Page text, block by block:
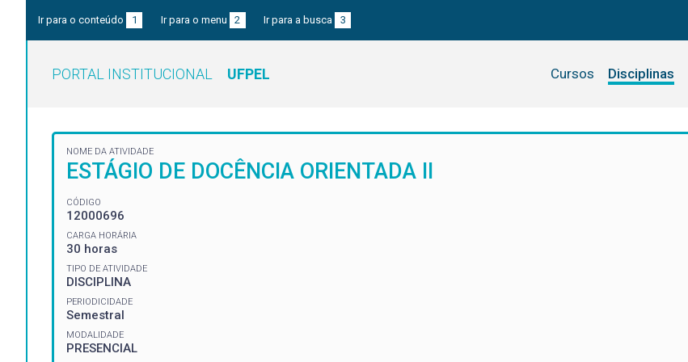
Ir para o conteúdo 1 Ir para o menu 2 Ir para a busca 3
PORTAL INSTITUCIONAL UFPEL Cursos Disciplinas
NOME DA ATIVIDADE
ESTÁGIO DE DOCÊNCIA ORIENTADA II
CÓDIGO
12000696
CARGA HORÁRIA
30 horas
TIPO DE ATIVIDADE
DISCIPLINA
PERIODICIDADE
Semestral
MODALIDADE
PRESENCIAL